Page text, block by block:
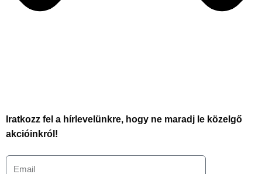
Iratkozz fel a hírlevelünkre, hogy ne maradj le közelgő
akcióinkról!